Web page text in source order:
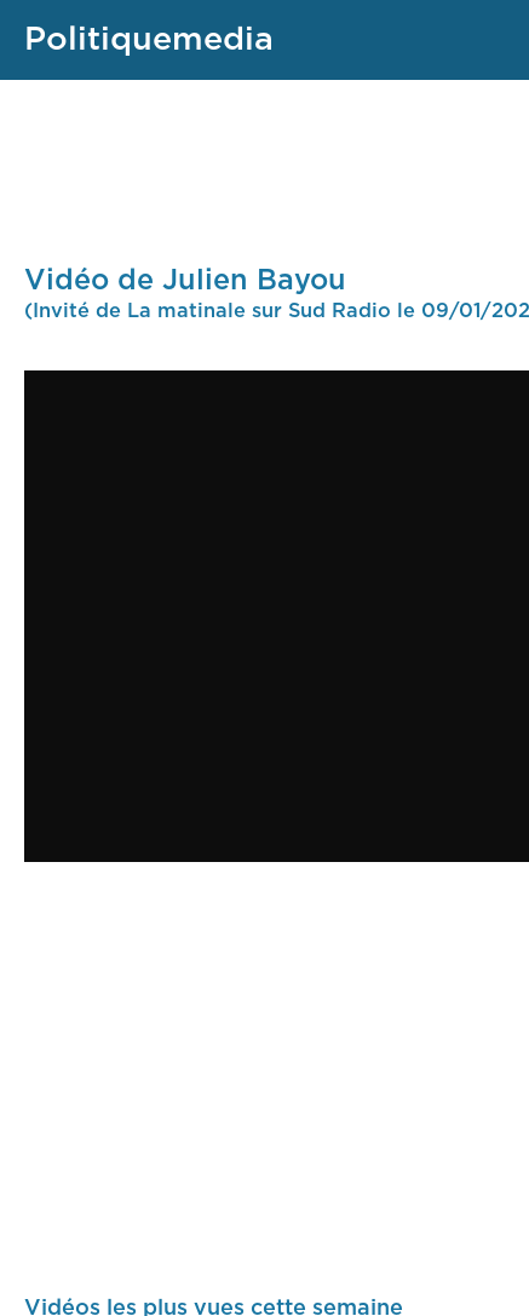
Politiquemedia
Vidéo de Julien Bayou
(Invité de La matinale sur Sud Radio le 09/01/
Vidéos les plus vues cette semaine